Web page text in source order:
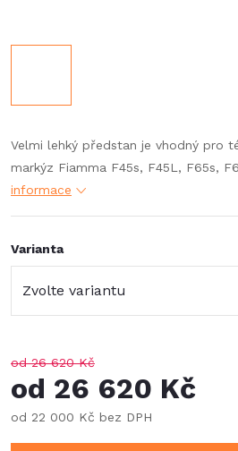
Velmi lehký předstan je vhodný pro
markýz Fiamma F45s, F45L, F65s,
informace
Varianta
od 26 620 Kč
od 26 620 Kč
od 22 000 Kč bez DPH